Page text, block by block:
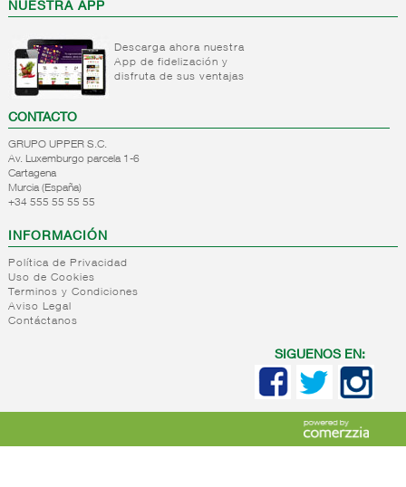
NUESTRA APP
Descarga ahora nuestra
App de fidelización y
disfruta de sus ventajas
CONTACTO
GRUPO UPPER S.C.
Av. Luxemburgo parcela 1-6
Cartagena
Murcia (España)
+34 555 55 55 55
INFORMACIÓN
Política de Privacidad
Uso de Cookies
Terminos y Condiciones
Aviso Legal
Contáctanos
SIGUENOS EN: